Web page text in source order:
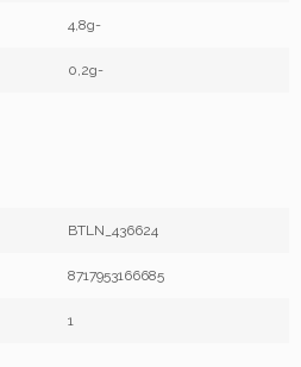
4,8g-
0,2g-
BTLN_436624
8717953166685
1